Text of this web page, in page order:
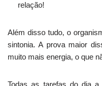
relação!
Além disso tudo, o
sintonia. A prova maior
muito mais energia, o que